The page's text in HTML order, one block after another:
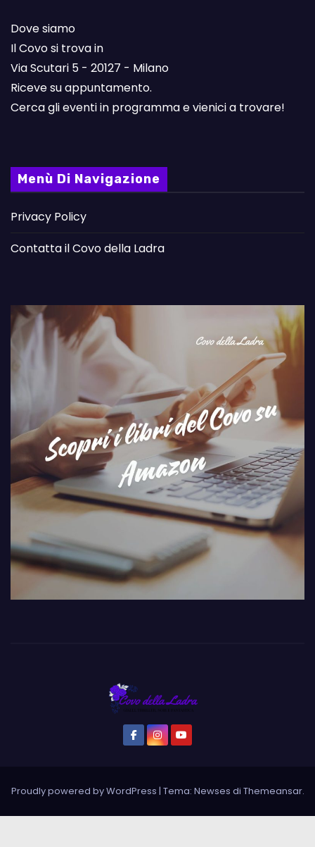
Dove siamo
Il Covo si trova in
Via Scutari 5 - 20127 - Milano
Riceve su appuntamento.
Cerca gli eventi in programma e vienici a trovare!
Menù Di Navigazione
Privacy Policy
Contatta il Covo della Ladra
Proudly powered by WordPress | Tema: Newses di Themeansar.